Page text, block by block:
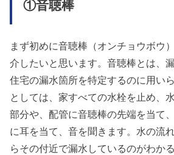
①音聴棒
まず初めに音聴棒（オンチョウボウ
介したいと思います。音聴棒とは、
住宅の漏水箇所を特定するのに用い
としては、家すべての水栓を止め、
部分や、配管に音聴棒の先端を当て
に耳を当て、音を聞きます。水の流
らその付近で漏水しているのがわか